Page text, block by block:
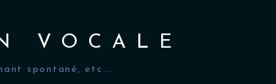
VOCALE
spontané, etc...